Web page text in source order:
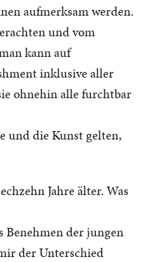
aufmerksam werden.
und vom
kann auf
inklusive aller
ohnehin alle furchtbar
und die Kunst gelten,
Jahre älter. Was
Benehmen der jungen
der Unterschied